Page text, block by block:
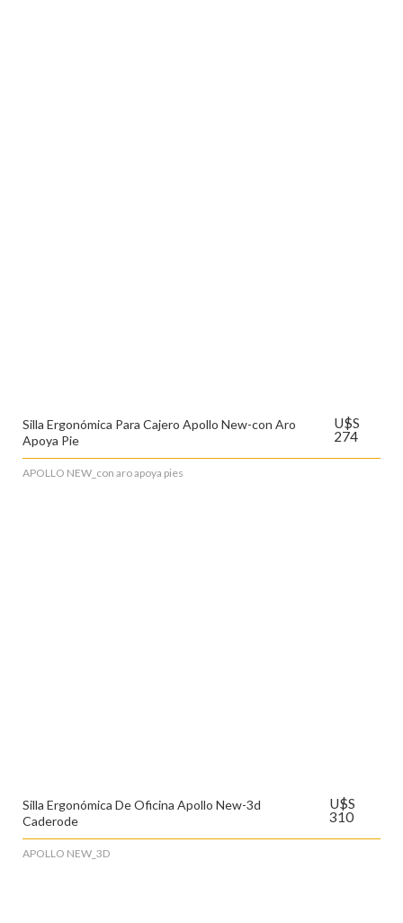
Silla Ergonómica Para Cajero Apollo New-con Aro
Apoya Pie
U$S
274
APOLLO NEW_con aro apoya pies
Silla Ergonómica De Oficina Apollo New-3d
Caderode
U$S
310
APOLLO NEW_3D